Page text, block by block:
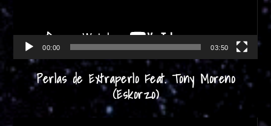
00:00 03:50
Perlas de Extraperlo Feat. Tony Moreno
(Eskorzo)